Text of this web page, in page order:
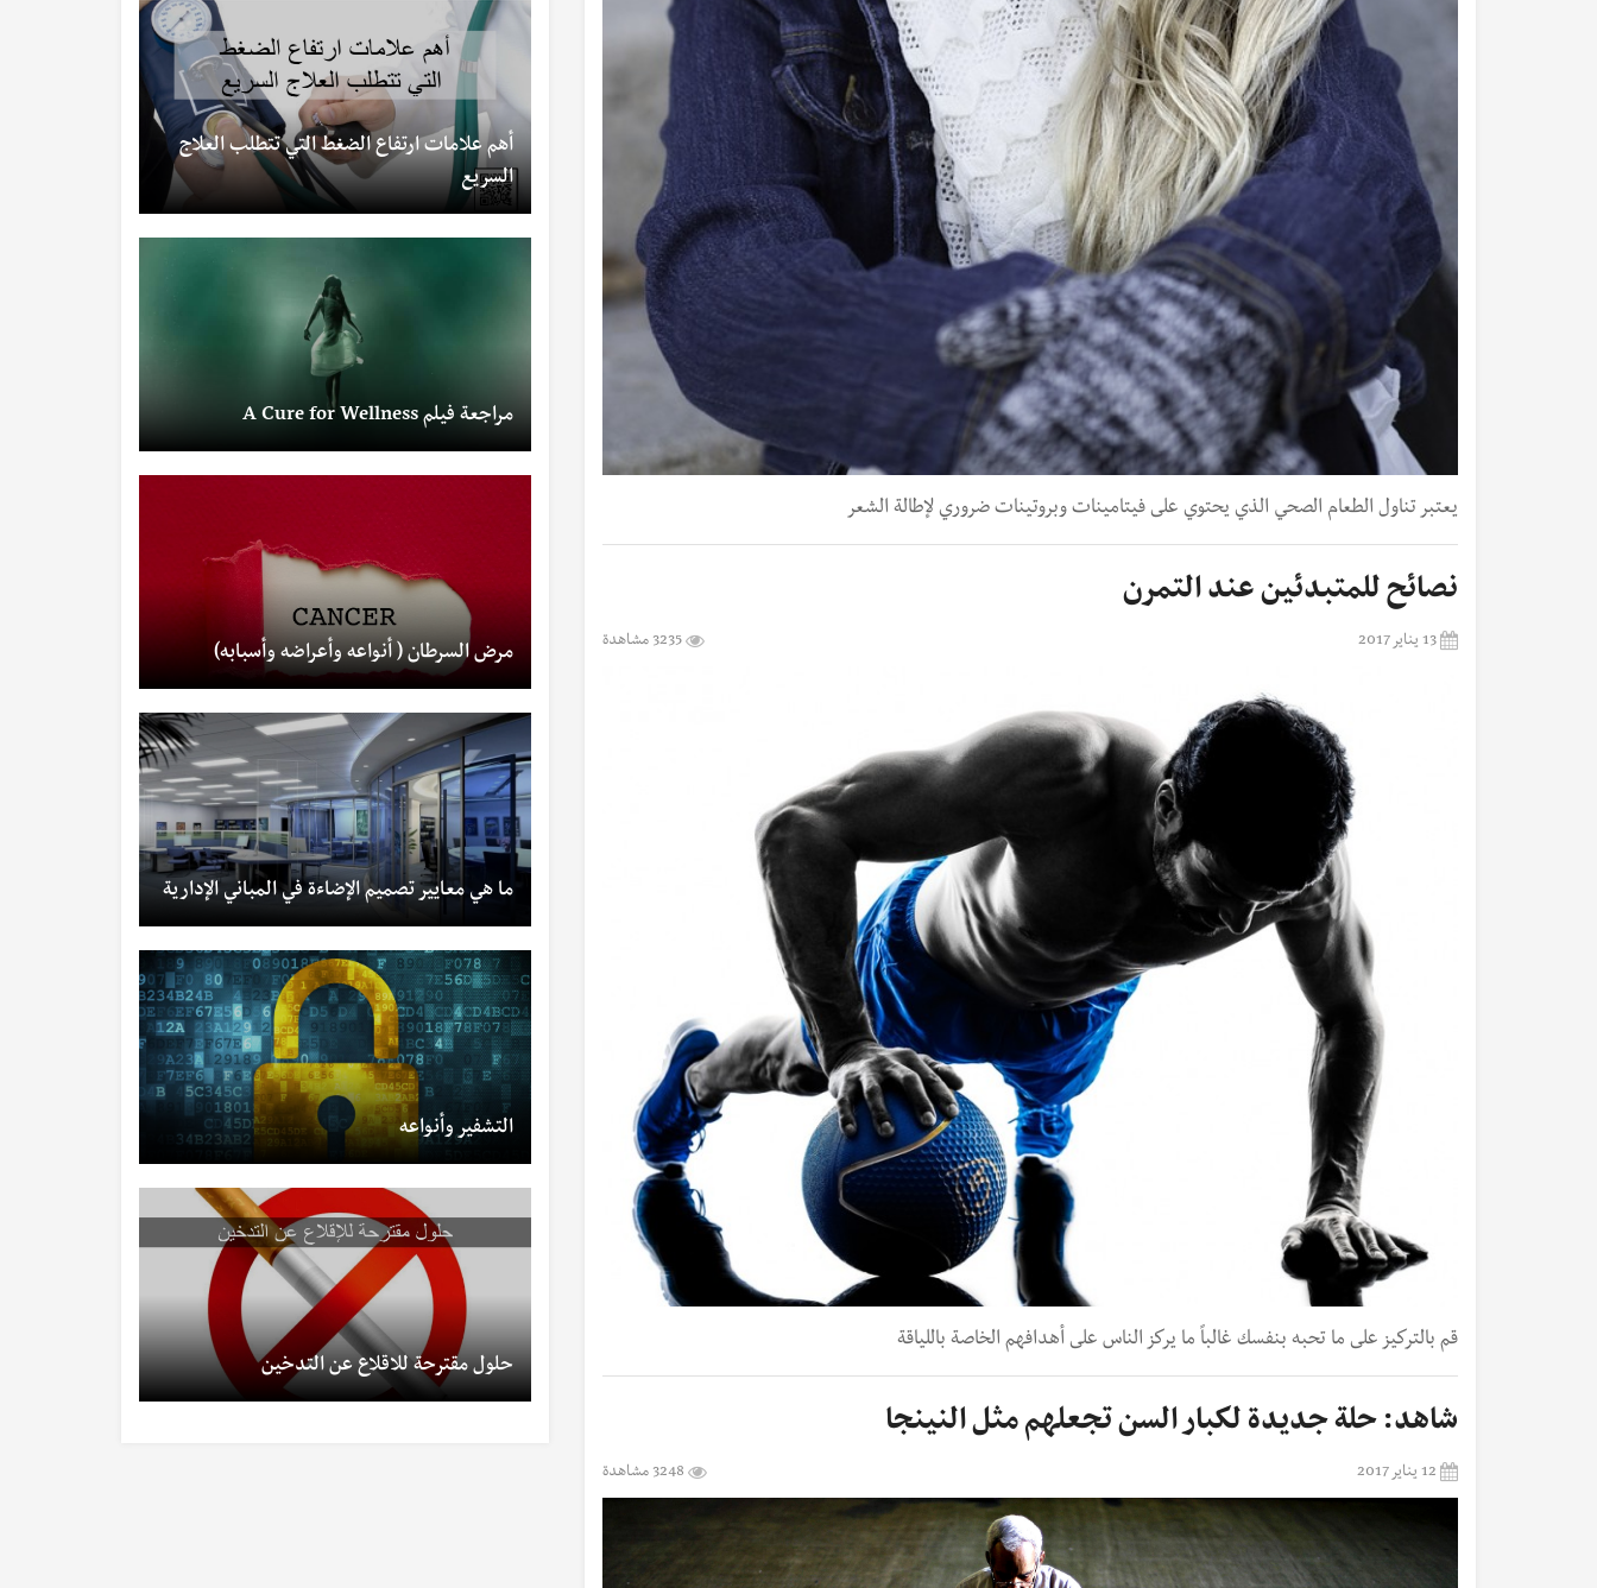
يعتبر تناول الطعام الصحي الذي يحتوي على فيتامينات وبروتينات ضروري لإطالة الشعر
نصائح للمتبدئين عند التمرن
13 يناير 2017 3235 مشاهدة
قم بالتركيز على ما تحبه بنفسك غالباً ما يركز الناس على أهدافهم الخاصة باللياقة
شاهد: حلة جديدة لكبار السن تجعلهم مثل النينجا
12 يناير 2017 3248 مشاهدة
أهم علامات ارتفاع الضغط التي تتطلب العلاج
السريع
مراجعة فيلم A Cure for Wellness
مرض السرطان ( أنواعه وأعراضه وأسبابه)
ما هي معايير تصميم الإضاءة في المباني الإدارية
التشفير وأنواعه
حلول مقترحة للاقلاع عن التدخين